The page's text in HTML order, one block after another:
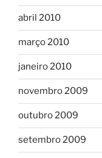
abril 2010
março 2010
janeiro 2010
novembro 2009
outubro 2009
setembro 2009